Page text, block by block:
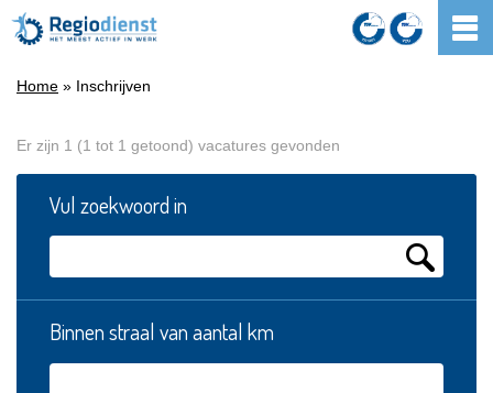
Home » Inschrijven
Er zijn 1 (1 tot 1 getoond) vacatures gevonden
Vul zoekwoord in
Binnen straal van aantal km